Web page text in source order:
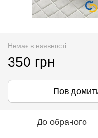
Немає в наявності
350 грн
До обраного